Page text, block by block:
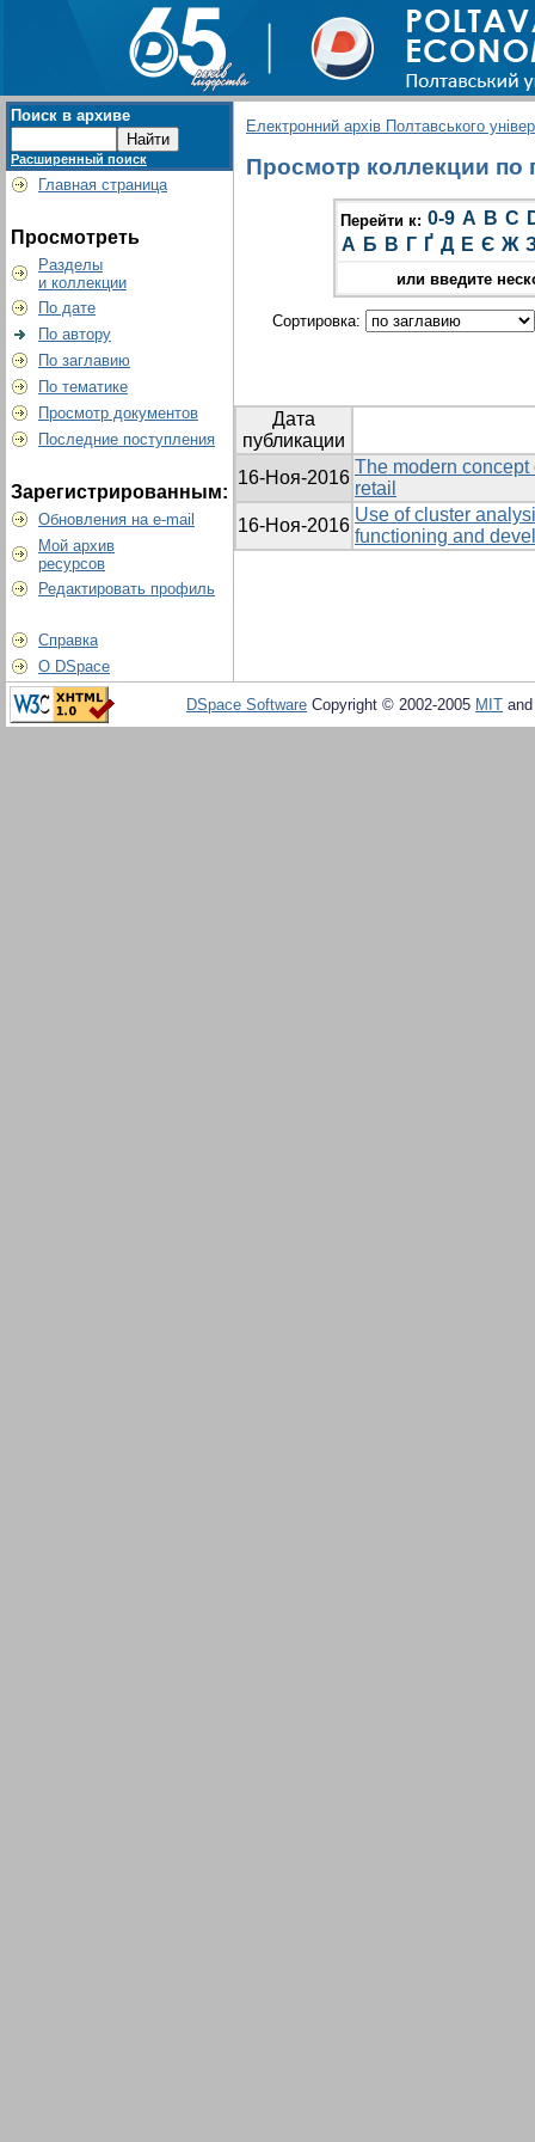
Поиск в архиве
Расширенный поиск
Главная страница
Просмотреть
Разделы
и коллекции
По дате
По автору
По заглавию
По тематике
Просмотр документов
Последние поступления
Зарегистрированным:
Обновления на e-mail
Мой архив
ресурсов
Редактировать профиль
Справка
О DSpace
Електронний архів Полтавського
Просмотр коллекции по
Перейти к: 0-9 A B C
А Б В Г Ґ Д Е Є Ж
или введите
Сортировка:
Дата
публикации
16-Ноя-2016
The modern
retail
16-Ноя-2016
Use of cluster
functioning and
DSpace Software Copyright © 2002-2005 MIT